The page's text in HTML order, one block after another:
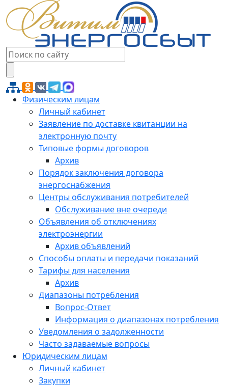
Физическим лицам
Личный кабинет
Заявление по доставке квитанции на
электронную почту
Типовые формы договоров
Архив
Порядок заключения договора
энергоснабжения
Центры обслуживания потребителей
Обслуживание вне очереди
Объявления об отключениях
электроэнергии
Архив объявлений
Способы оплаты и передачи показаний
Тарифы для населения
Архив
Диапазоны потребления
Вопрос-Ответ
Информация о диапазонах потребления
Уведомления о задолженности
Часто задаваемые вопросы
Юридическим лицам
Личный кабинет
Закупки